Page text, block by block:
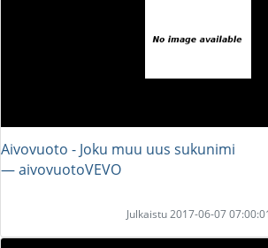
Aivovuoto - Joku muu uus sukunimi
― aivovuotoVEVO
Julkaistu 2017-06-07